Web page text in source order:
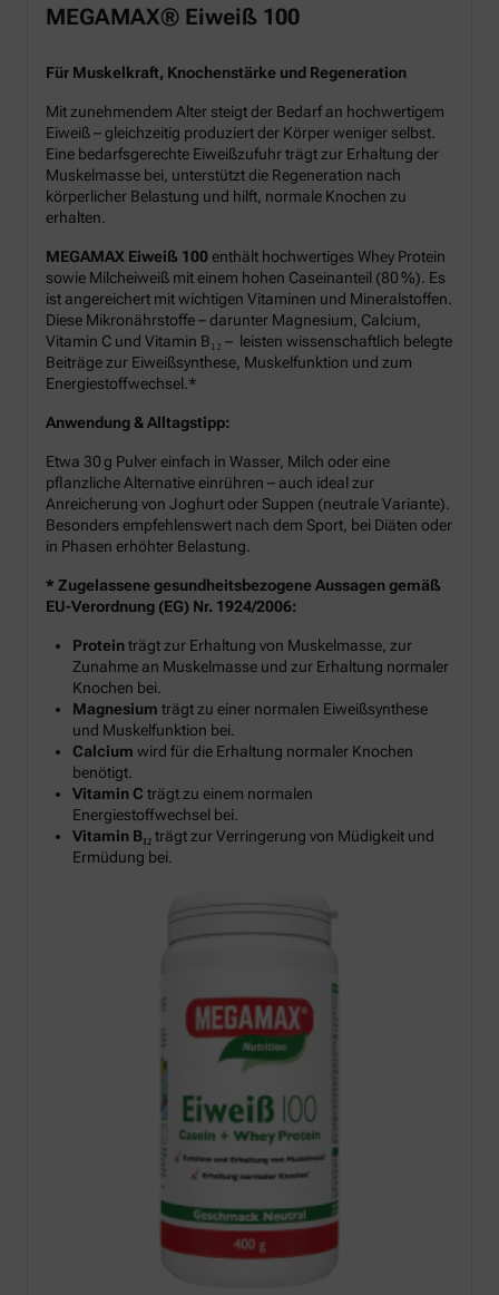
MEGAMAX® Eiweiß 100
Für Muskelkraft, Knochenstärke und Regeneration
Mit zunehmendem Alter steigt der Bedarf an hochwertigem
Eiweiß – gleichzeitig produziert der Körper weniger selbst.
Eine bedarfsgerechte Eiweißzufuhr trägt zur Erhaltung der
Muskelmasse bei, unterstützt die Regeneration nach
körperlicher Belastung und hilft, normale Knochen zu
erhalten.
MEGAMAX Eiweiß 100enthält hochwertiges Whey Protein
sowie Milcheiweiß mit einem hohen Caseinanteil (80 %). Es
ist angereichert mit wichtigen Vitaminen und Mineralstoffen.
Diese Mikronährstoffe – darunter Magnesium, Calcium,
Vitamin C und Vitamin B₁₂ – leisten wissenschaftlich belegte
Beiträge zur Eiweißsynthese, Muskelfunktion und zum
Energiestoffwechsel.*
Anwendung & Alltagstipp:
Etwa 30 g Pulver einfach in Wasser, Milch oder eine
pflanzliche Alternative einrühren – auch ideal zur
Anreicherung von Joghurt oder Suppen (neutrale Variante).
Besonders empfehlenswert nach dem Sport, bei Diäten oder
in Phasen erhöhter Belastung.
* Zugelassene gesundheitsbezogene Aussagen gemäß
EU-Verordnung (EG) Nr. 1924/2006:
Proteinträgt zur Erhaltung von Muskelmasse, zur
Zunahme an Muskelmasse und zur Erhaltung normaler
Knochen bei.
Magnesium trägt zu einer normalen Eiweißsynthese
und Muskelfunktion bei.
Calcium wird für die Erhaltung normaler Knochen
benötigt.
Vitamin C trägt zu einem normalen
Energiestoffwechsel bei.
Vitamin B₁₂trägt zur Verringerung von Müdigkeit und
Ermüdung bei.